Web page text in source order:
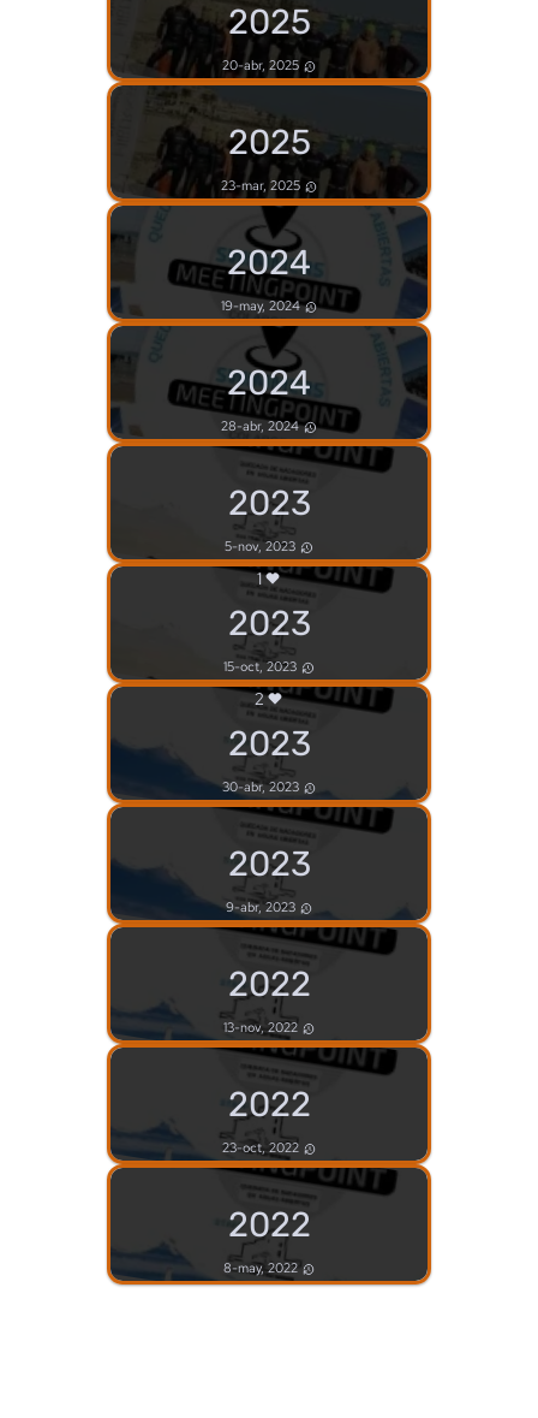
2025
20-abr, 2025
2025
23-mar, 2025
2024
19-may, 2024
2024
28-abr, 2024
2023
5-nov, 2023
1
2023
15-oct, 2023
2
2023
30-abr, 2023
2023
9-abr, 2023
2022
13-nov, 2022
2022
23-oct, 2022
2022
8-may, 2022